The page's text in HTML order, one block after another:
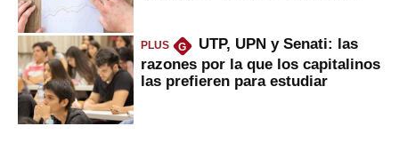
PLUS G
UTP, UPN y Senati: las
razones por la que los capitalinos
las prefieren para estudiar